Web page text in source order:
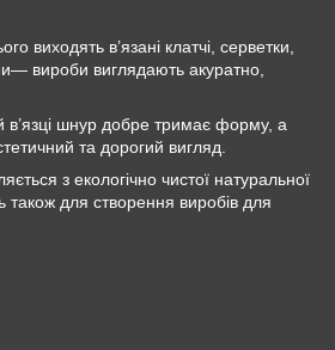
виходять в’язані клатчі, серветки,
вироби виглядають акуратно,
в’язці шнур добре тримає форму, а
та дорогий вигляд.
з екологічно чистої натуральної
також для створення виробів для